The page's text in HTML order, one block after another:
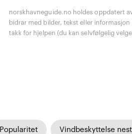
norskhavneguide.no holdes oppdatert
bidrar med bilder, tekst eller informasjon
takk for hjelpen (du kan selvfølgelig
Popularitet Vindbeskyttelse